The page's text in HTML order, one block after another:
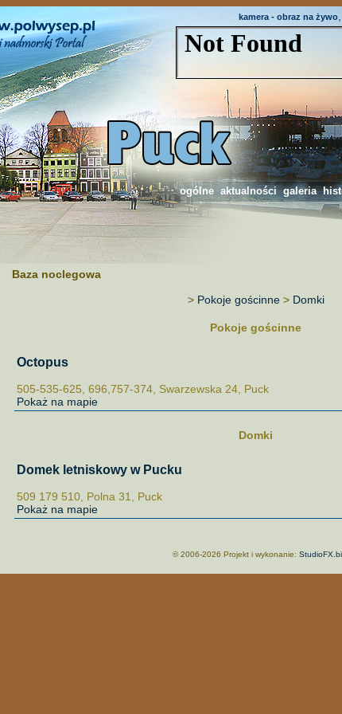
kamera - obraz na żywo
ogólne aktualności galeria
Baza noclegowa
> Pokoje gościnne> Domki
Pokoje gościnne
Octopus
505-535-625, 696,757-374, Swarzewska 24, Puck
Pokaż na mapie
Domki
Domek letniskowy w Pucku
509 179 510, Polna 31, Puck
Pokaż na mapie
© 2006-2026 Projekt i wykonanie: